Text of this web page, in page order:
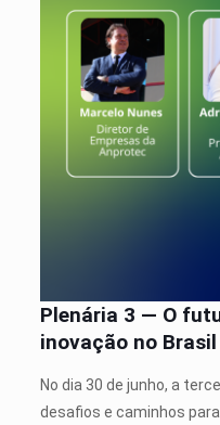
Plenária 3 — O
inovação no Brasil
No dia 30 de junho, a
desafios e caminhos